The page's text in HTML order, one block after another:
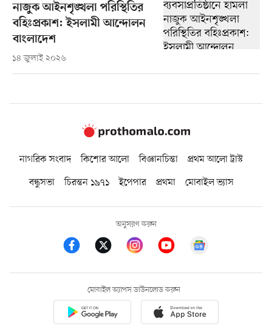
নাজুক আইনশৃঙ্খলা পরিস্থিতির
বহিঃপ্রকাশ: ইসলামী আন্দোলন
বাংলাদেশ
১৪ জুলাই ২০২৬
নাগরিক সংবাদ কিশোর আলো বিজ্ঞানচিন্তা
প্রথম আলো ট্রাস্ট
বন্ধুসভা
চিরন্তন ১৯৭১ ইপেপার প্রথমা মোবাইল ভ্যাস
অনুসরণ করুন
মোবাইল অ্যাপস ডাউনলোড করুন